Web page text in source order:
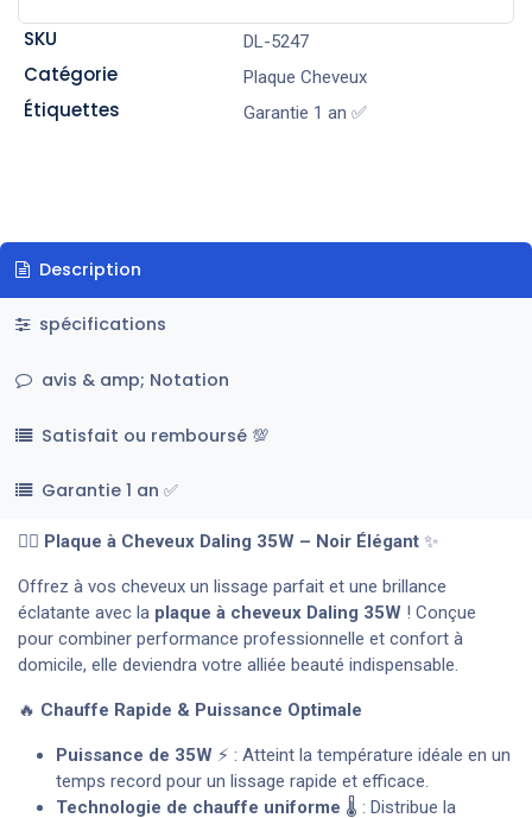
SKU DL-5247
Catégorie Plaque Cheveux
Étiquettes Garantie 1 an ✅
Description
spécifications
avis & amp; Notation
Satisfait ou remboursé 💯
Garantie 1 an ✅
💇‍♀️ Plaque à Cheveux Daling 35W – Noir Élégant ✨
Offrez à vos cheveux un lissage parfait et une brillance
éclatante avec la plaque à cheveux Daling 35W ! Conçue
pour combiner performance professionnelle et confort à
domicile, elle deviendra votre alliée beauté indispensable.
🔥 Chauffe Rapide & Puissance Optimale
Puissance de 35W ⚡ : Atteint la température idéale en un
temps record pour un lissage rapide et efficace.
Technologie de chauffe uniforme 🌡️ : Distribue la